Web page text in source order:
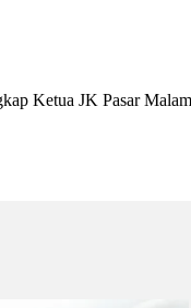
Ketua JK Pasar